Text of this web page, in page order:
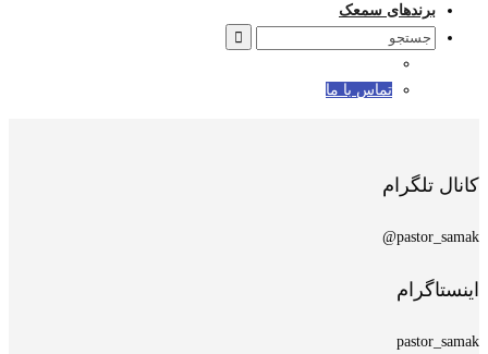
برندهای سمعک
Search
تماس با ما
کانال تلگرام
pastor_samak@
اینستاگرام
pastor_samak